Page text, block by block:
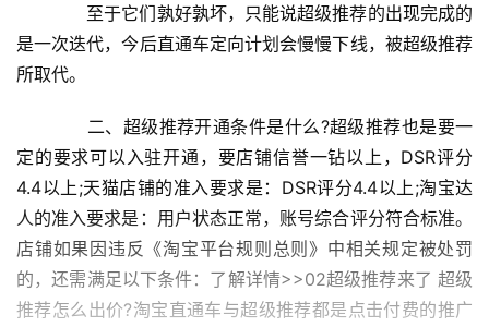
至于它们孰好孰坏，只能说超级推荐的出现完成的
是一次迭代，今后直通车定向计划会慢慢下线，被超级推荐
所取代。
二、超级推荐开通条件是什么?超级推荐也是要一
定的要求可以入驻开通，要店铺信誉一钻以上，DSR评分
4.4以上;天猫店铺的准入要求是：DSR评分4.4以上;淘宝达
人的准入要求是：用户状态正常，账号综合评分符合标准。
店铺如果因违反《淘宝平台规则总则》中相关规定被处罚
的，还需满足以下条件：了解详情>>02超级推荐来了 超级
推荐怎么出价?淘宝直通车与超级推荐都是点击付费的推广